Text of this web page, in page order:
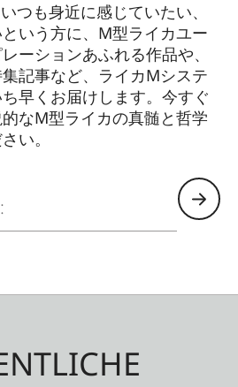
つも身近に感じていたい、
いう方に、M型ライカユー
ーションあふれる作品や、
記事など、ライカMシステ
早くお届けします。今すぐ
なM型ライカの真髄と哲学
い。